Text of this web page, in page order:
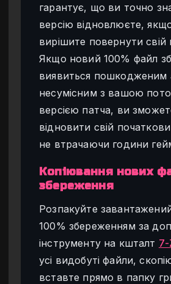
гарантує, що ви точно
версію відновлюєте,
вирішите повернути свій
Якщо новий 100% файл
виявиться пошкодженим
несумісним з вашою
версією патча, ви
відновити свій
не втрачаючи години
Копіювання нових
збереження
Розпакуйте завантажений
100% збереженням за
інструменту на кшталт
усі видобуті файли,
вставте прямо в папку